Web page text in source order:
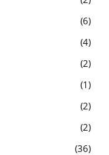
6
4
2
1
2
2
36